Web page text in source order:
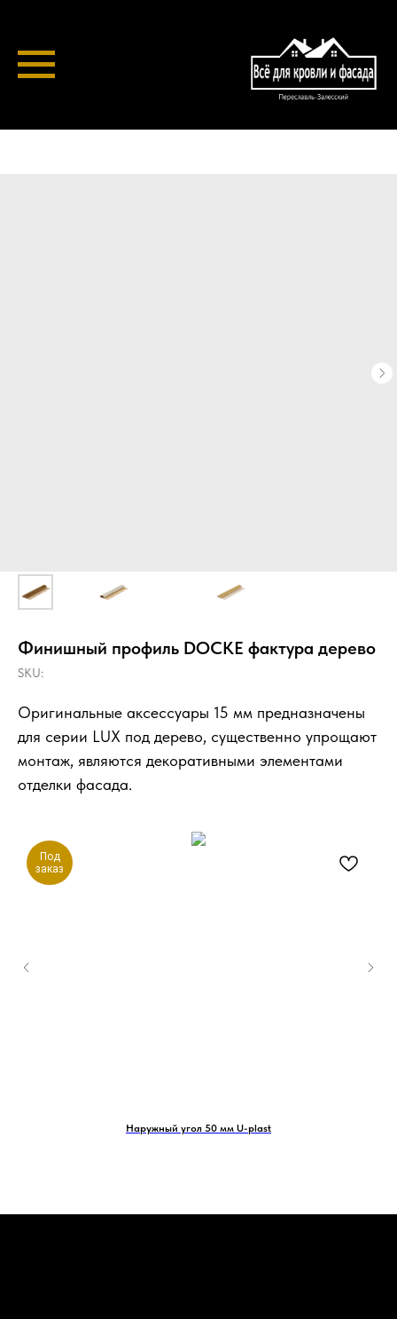
Финишный профиль DOCKE фактура дерево
SKU:
Оригинальные аксессуары 15 мм предназначены
для серии LUX под дерево, существенно упрощают
монтаж, являются декоративными элементами
отделки фасада.
Под
заказ
Наружный угол 50 мм U-plast